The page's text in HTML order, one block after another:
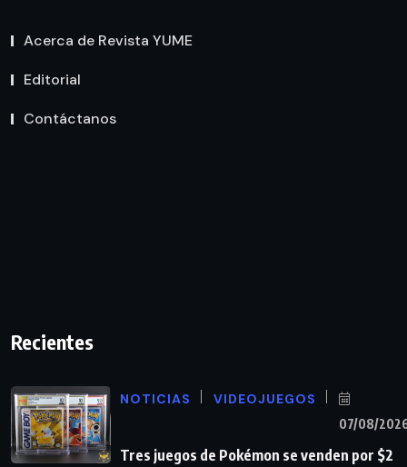
Acerca de Revista YUME
Editorial
Contáctanos
Recientes
NOTICIAS VIDEOJUEGOS
07/08/
Tres juegos de Pokémon se venden por $2